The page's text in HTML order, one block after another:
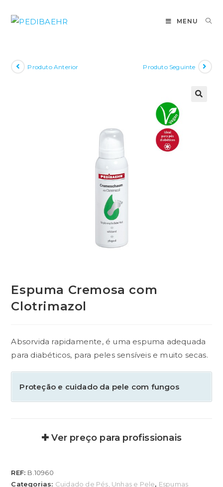
para
MENU
Produto Anterior Produto Seguinte
Espuma Cremosa com
Clotrimazol
Absorvida rapidamente, é uma espuma adequada
para diabéticos, para peles sensíveis e muito secas.
Proteção e cuidado da pele com fungos
✚ Ver preço para profissionais
REF: B.10960
Categorias: Cuidado de Pés, Unhas e Pele, Espumas